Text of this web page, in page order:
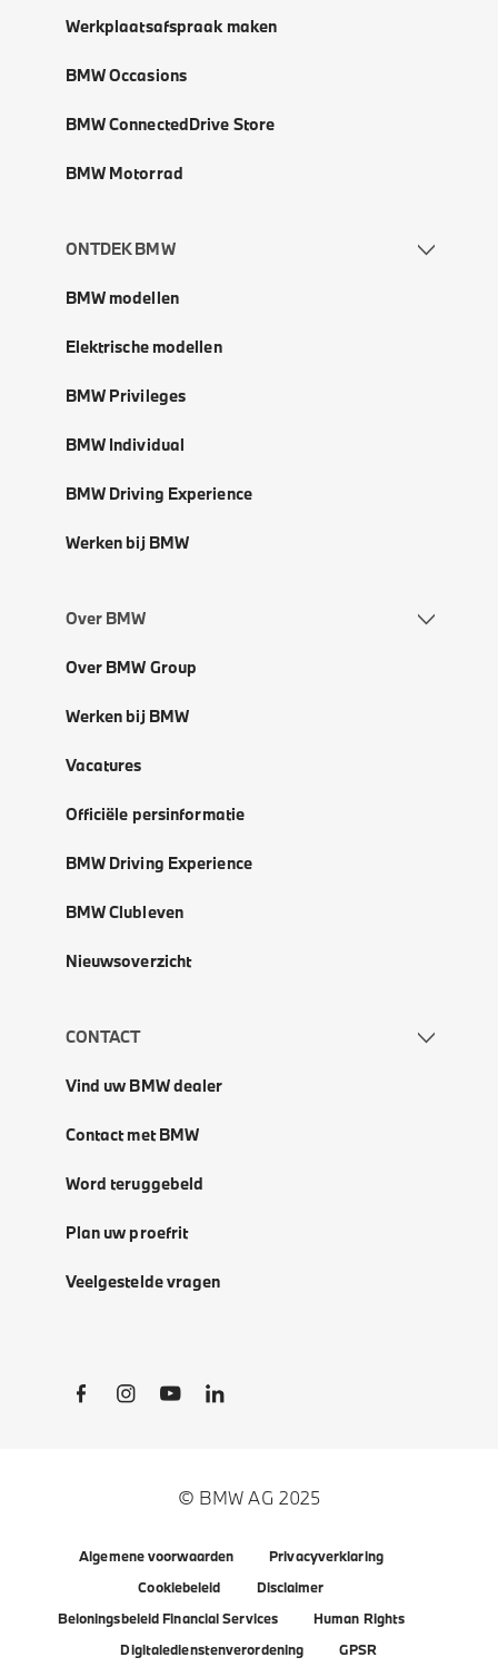
Werkplaatsafspraak maken
BMW Occasions
BMW ConnectedDrive Store
BMW Motorrad
ONTDEK BMW
BMW modellen
Elektrische modellen
BMW Privileges
BMW Individual
BMW Driving Experience
Werken bij BMW
Over BMW
Over BMW Group
Werken bij BMW
Vacatures
Officiële persinformatie
BMW Driving Experience
BMW Clubleven
Nieuwsoverzicht
CONTACT
Vind uw BMW dealer
Contact met BMW
Word teruggebeld
Plan uw proefrit
Veelgestelde vragen
Social Links
© BMW AG 2025
Algemene voorwaarden
Privacyverklaring
Cookiebeleid
Disclaimer
Beloningsbeleid Financial Services
Human Rights
Digitaledienstenverordening
GPSR